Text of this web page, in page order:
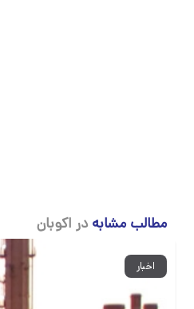
مطالب مشابه در اکوبان
اخبار